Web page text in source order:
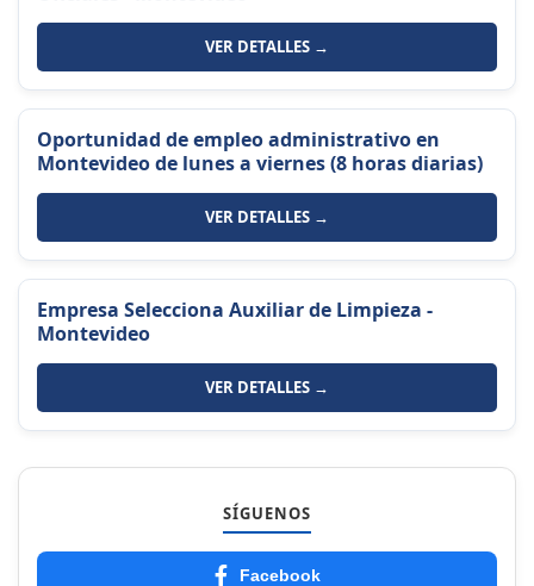
VER DETALLES →
Oportunidad de empleo administrativo en
Montevideo de lunes a viernes (8 horas diarias)
VER DETALLES →
Empresa Selecciona Auxiliar de Limpieza -
Montevideo
VER DETALLES →
SÍGUENOS
Facebook